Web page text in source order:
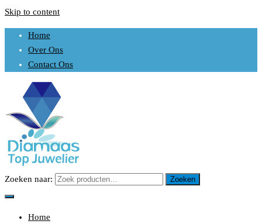
Skip to content
Home
Over Ons
Contact Ons
DIAMAAS TOP JUWELIER
Uw sieraden is ons werk
Zoeken naar: Zoeken
Home